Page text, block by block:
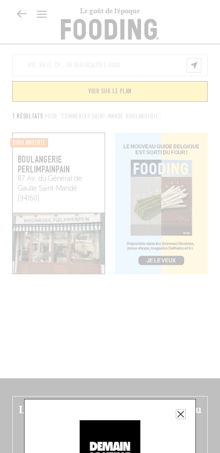
Le goût de l’époque
1 RÉSULTATS POUR "COMMERCES SAINT-MANDÉ BOULANGERIE"
VOIR SUR LE PLAN
BOULANGERIE
BOULANGERIE
PERLIMPAINPAIN
87 Av. du Général de
Gaulle Saint-Mandé
(94160)
Le nouveau guide Belgique est sorti du
four !
néerlandais côté face – à moins que ne soit l’inverse ?),